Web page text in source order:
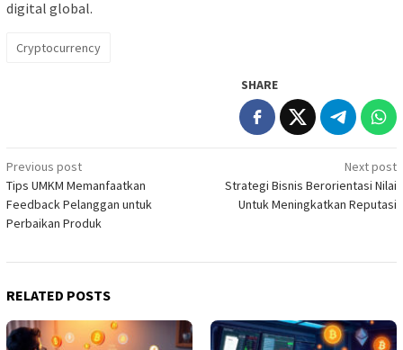
digital global.
Cryptocurrency
SHARE
Post
navigation
Previous post
Tips UMKM Memanfaatkan
Feedback Pelanggan untuk
Perbaikan Produk
Next post
Strategi Bisnis Berorientasi Nilai
Untuk Meningkatkan Reputasi
RELATED POSTS